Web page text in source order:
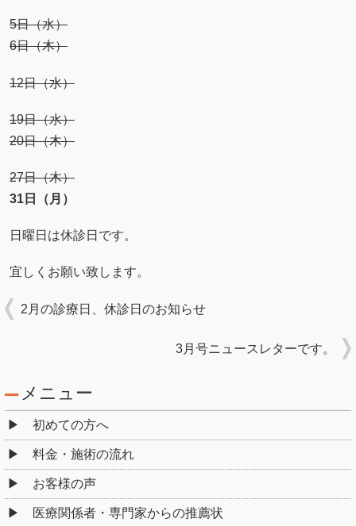
5日（水）
6日（木）
12日（水）
19日（水）
20日（木）
27日（木）
31日（月）
日曜日は休診日です。
宜しくお願い致します。
2月の診療日、休診日のお知らせ
3月号ニュースレターです。
メニュー
初めての方へ
料金・施術の流れ
お客様の声
医療関係者・専門家からの推薦状